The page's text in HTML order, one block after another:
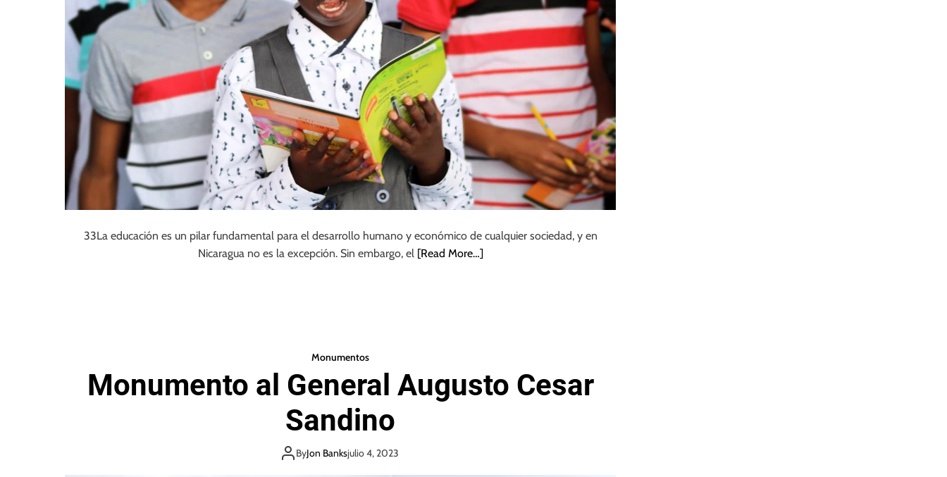
33La educación es un pilar fundamental para el desarrollo humano y económico de cualquier sociedad, y en
Nicaragua no es la excepción. Sin embargo, el [Read More…]
Monumentos
Monumento al General Augusto Cesar
Sandino
ByJon Banksjulio 4, 2023